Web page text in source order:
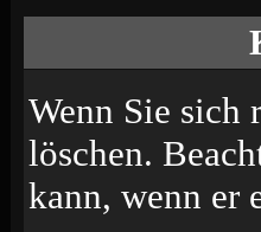
Wenn Sie sich
löschen.
kann, wenn er